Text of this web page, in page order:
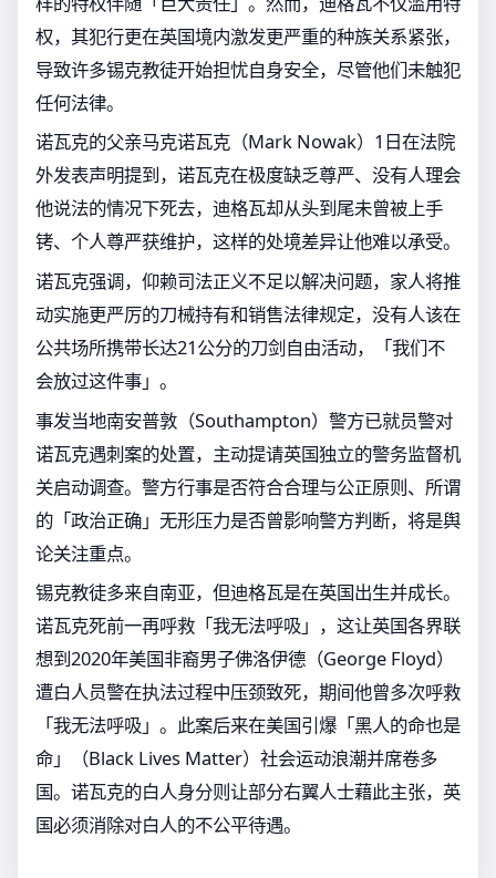
权，其犯行更在英国境内激发更严重的种族关系紧张，
导致许多锡克教徒开始担忧自身安全，尽管他们未触犯
任何法律。
诺瓦克的父亲马克诺瓦克（Mark Nowak）1日在法院
外发表声明提到，诺瓦克在极度缺乏尊严、没有人理会
他说法的情况下死去，迪格瓦却从头到尾未曾被上手
铐、个人尊严获维护，这样的处境差异让他难以承受。
诺瓦克强调，仰赖司法正义不足以解决问题，家人将推
动实施更严厉的刀械持有和销售法律规定，没有人该在
公共场所携带长达21公分的刀剑自由活动，「我们不
会放过这件事」。
事发当地南安普敦（Southampton）警方已就员警对
诺瓦克遇刺案的处置，主动提请英国独立的警务监督机
关启动调查。警方行事是否符合合理与公正原则、所谓
的「政治正确」无形压力是否曾影响警方判断，将是舆
论关注重点。
锡克教徒多来自南亚，但迪格瓦是在英国出生并成长。
诺瓦克死前一再呼救「我无法呼吸」，这让英国各界联
想到2020年美国非裔男子佛洛伊德（George Floyd）
遭白人员警在执法过程中压颈致死，期间他曾多次呼救
「我无法呼吸」。此案后来在美国引爆「黑人的命也是
命」（Black Lives Matter）社会运动浪潮并席卷多
国。诺瓦克的白人身分则让部分右翼人士藉此主张，英
国必须消除对白人的不公平待遇。